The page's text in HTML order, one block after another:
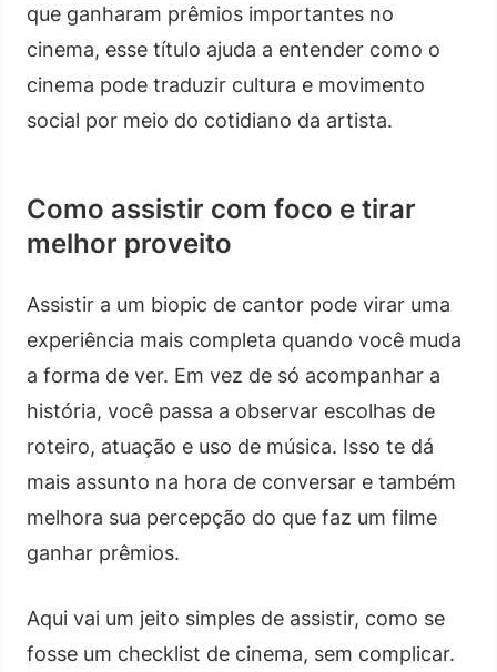
que ganharam prêmios importantes no
cinema, esse título ajuda a entender como o
cinema pode traduzir cultura e movimento
social por meio do cotidiano da artista.
Como assistir com foco e tirar
melhor proveito
Assistir a um biopic de cantor pode virar uma
experiência mais completa quando você muda
a forma de ver. Em vez de só acompanhar a
história, você passa a observar escolhas de
roteiro, atuação e uso de música. Isso te dá
mais assunto na hora de conversar e também
melhora sua percepção do que faz um filme
ganhar prêmios.
Aqui vai um jeito simples de assistir, como se
fosse um checklist de cinema, sem complicar.